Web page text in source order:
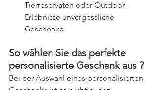
Tierreservaten oder Outdoor-
Erlebnisse unvergessliche
Geschenke.
So wählen Sie das perfekte
personalisierte Geschenk aus ?
Bei der Auswahl eines personalisierten